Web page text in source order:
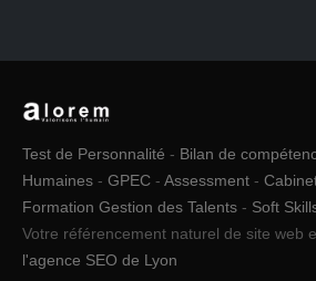
Test de Personnalité - Bilan de
Humaines - GPEC - Assessment -
Formation Gestion des Talents - Soft
Votre référencement naturel de site web
l'agence SEO de Lyon